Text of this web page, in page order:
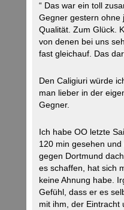
“ Das war ein toll
Gegner gestern ohne
Qualität. Zum Glück.
von denen bei uns
fast gleichauf. Das
Den Caligiuri würde
man lieber in der
Gegner.
Ich habe OO letzte
120 min gesehen
gegen Dortmund
es schaffen, hat sich
keine Ahnung habe.
Gefühl, dass er es
mit ihm, der Eintracht